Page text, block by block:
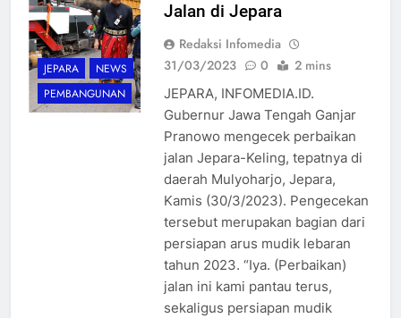
JEPARA
NEWS
PEMBANGUNAN
Jalan di Jepara
Redaksi Infomedia
31/03/2023
0 2 mins
JEPARA, INFOMEDIA.ID.
Gubernur Jawa Tengah Ganjar
Pranowo mengecek perbaikan
jalan Jepara-Keling, tepatnya di
daerah Mulyoharjo, Jepara,
Kamis (30/3/2023). Pengecekan
tersebut merupakan bagian dari
persiapan arus mudik lebaran
tahun 2023. “Iya. (Perbaikan)
jalan ini kami pantau terus,
sekaligus persiapan mudik